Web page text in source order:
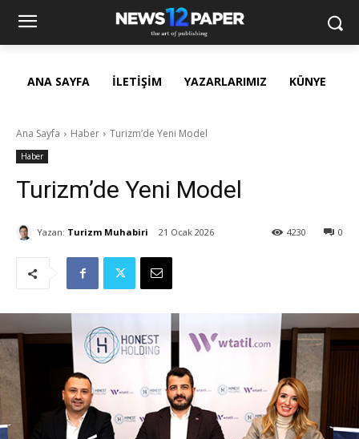
ANA SAYFA İLETIŞIM YAZARLARIMIZ KÜNYE
Ana Sayfa Haber Turizm’de Yeni Model
Haber
Turizm’de Yeni Model
Yazan: Turizm Muhabiri 21 Ocak 2026 0
4230